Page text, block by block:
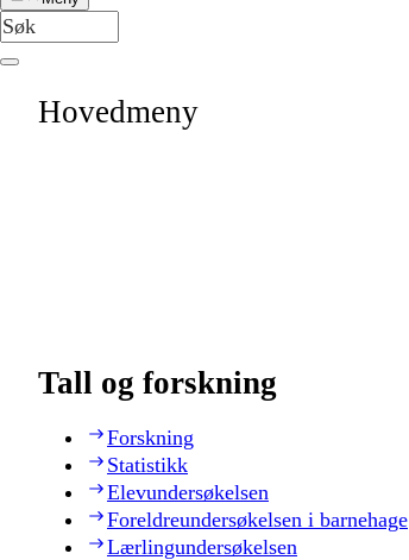
Hovedmeny
Tall og forskning
Forskning
Statistikk
Elevundersøkelsen
Foreldreundersøkelsen i barnehage
Lærlingundersøkelsen